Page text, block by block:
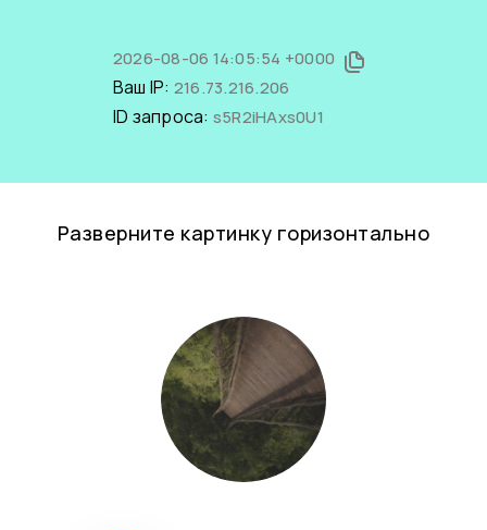
2026-08-06 14:05:54 +0000
Ваш IP: 216.73.216.206
ID запроса: s5R2iHAxs0U1
Разверните картинку горизонтально